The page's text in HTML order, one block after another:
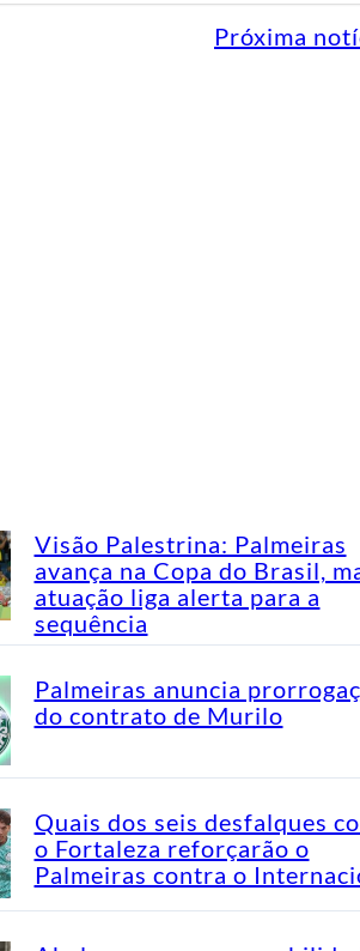
Próxima
Visão Palestrina: Palmeiras
avança na Copa do Brasil,
atuação liga alerta para a
sequência
Palmeiras anuncia
do contrato de Murilo
Quais dos seis desfalques
o Fortaleza reforçarão o
Palmeiras contra o